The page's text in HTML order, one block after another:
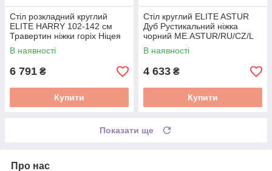
Стіл розкладний круглий
ELITE HARRY 102-142 см
Травертин ніжки горіх Ніцея
W.HARRY/TRAW/ONI/S
В наявності
6 791 ₴
Купити
Стіл круглий ELITE ASTUR
Дуб Рустикальний ніжка
чорний ME.ASTUR/RU/CZ/L
В наявності
4 633 ₴
Купити
Показати ще
Про нас